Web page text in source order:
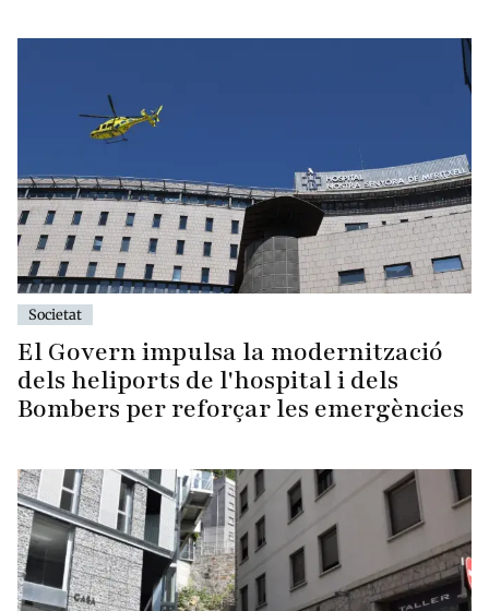
Societat
El Govern impulsa la modernització
dels heliports de l'hospital i dels
Bombers per reforçar les emergències